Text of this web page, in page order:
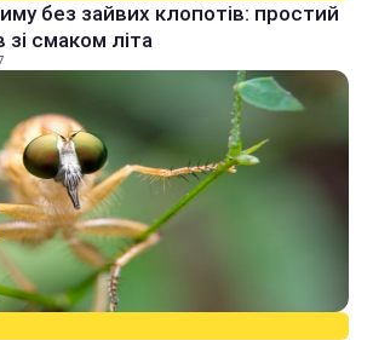
без зайвих клопотів: простий
зі смаком літа